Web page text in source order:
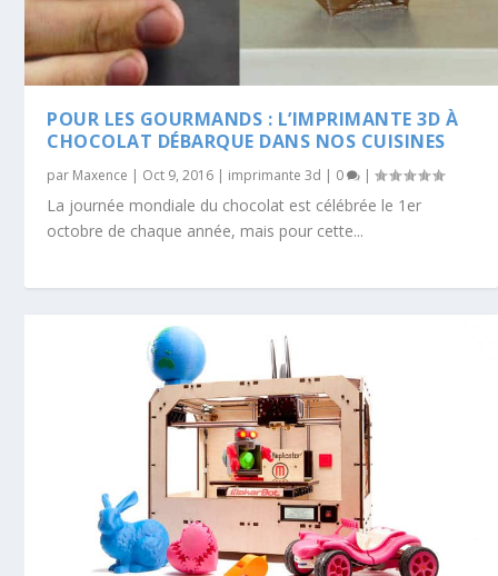
POUR LES GOURMANDS : L’IMPRIMANTE 3D À
CHOCOLAT DÉBARQUE DANS NOS CUISINES
par Maxence | Oct 9, 2016 | imprimante 3d | 0 |
La journée mondiale du chocolat est célébrée le 1er
octobre de chaque année, mais pour cette...